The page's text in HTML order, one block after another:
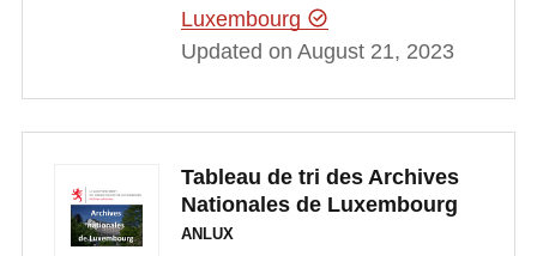
Luxembourg
Updated on August 21, 2023
Tableau de tri des Archives
Nationales de Luxembourg
ANLUX